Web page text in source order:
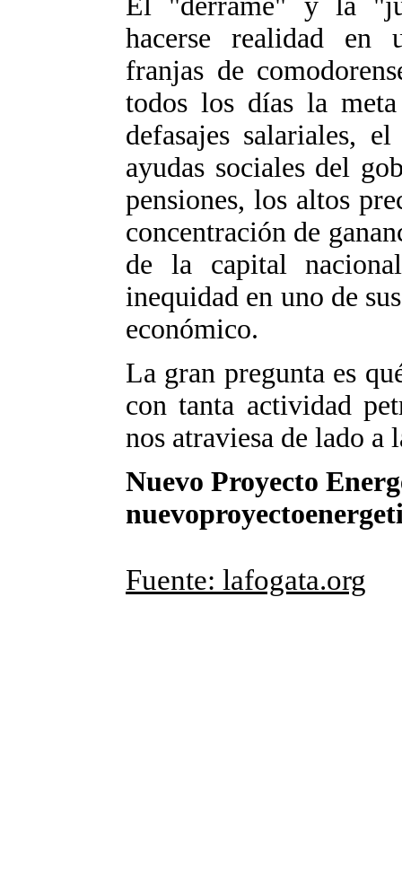
hacerse realidad en
franjas de
todos los días la
defasajes salariales,
ayudas sociales del
pensiones, los altos
concentración de
de la capital
inequidad en uno de
económico.
La gran pregunta es
con tanta actividad
nos atraviesa de lado a
Nuevo Proyecto
Fuente: lafogata.org